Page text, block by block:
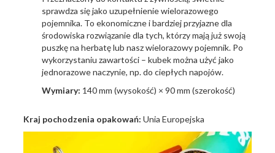
sprawdza się jako uzupełnienie wielorazowego
pojemnika. To ekonomiczne i bardziej przyjazne dla
środowiska rozwiązanie dla tych, którzy mają już swoją
puszkę na herbatę lub nasz wielorazowy pojemnik. Po
wykorzystaniu zawartości – kubek można użyć jako
jednorazowe naczynie, np. do ciepłych napojów.
Wymiary: 140 mm (wysokość) × 90 mm (szerokość)
Kraj pochodzenia opakowań: Unia Europejska